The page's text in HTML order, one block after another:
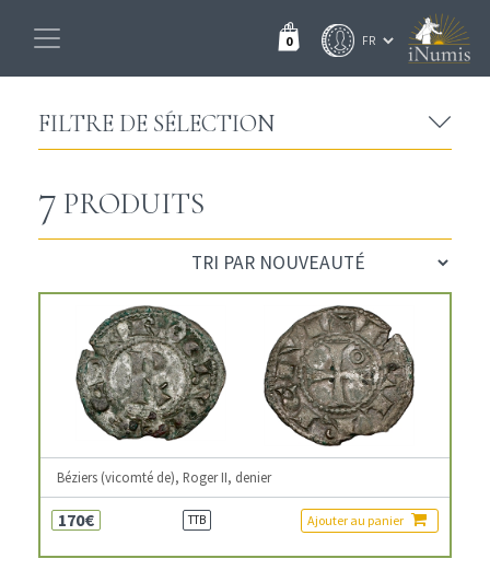
0
FILTRE DE SÉLECTION
7 PRODUITS
Béziers (vicomté de), Roger II, denier
170€ TTB Ajouter au panier